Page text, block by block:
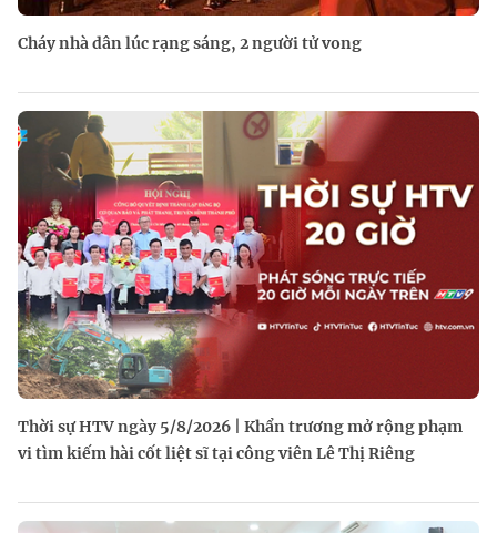
Cháy nhà dân lúc rạng sáng, 2 người tử vong
Thời sự HTV ngày 5/8/2026 | Khẩn trương mở rộng phạm
vi tìm kiếm hài cốt liệt sĩ tại công viên Lê Thị Riêng